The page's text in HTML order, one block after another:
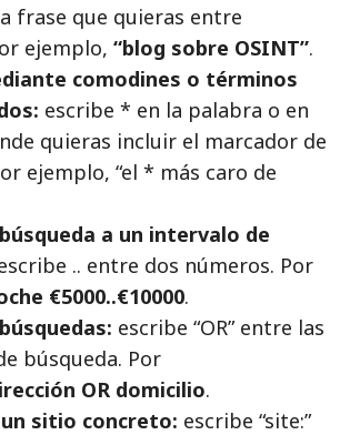
frase que quieras entre
ejemplo, “blog sobre OSINT”.
comodines o términos
escribe * en la palabra o en
quieras incluir el marcador de
ejemplo, “el * más caro de
a un intervalo de
.. entre dos números. Por
€5000..€10000.
escribe “OR” entre las
búsqueda. Por
OR domicilio.
sitio concreto: escribe “site:”